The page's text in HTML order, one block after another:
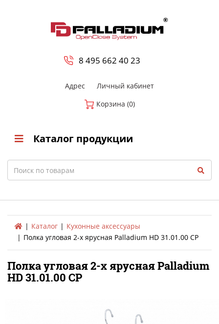
8 495 662 40 23
Адрес
Личный кабинет
Корзина (0)
Каталог продукции
Search
Каталог
Кухонные аксессуары
Полка угловая 2-х ярусная Palladium HD 31.01.00 CP
Полка угловая 2-х ярусная Palladium
HD 31.01.00 CP